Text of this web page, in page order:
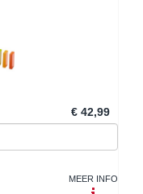
€ 42,99
MEER INFO